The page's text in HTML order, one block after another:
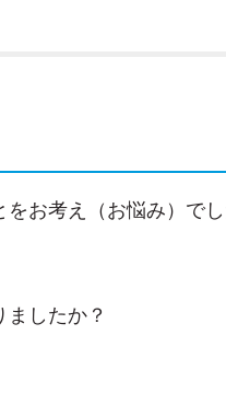
お考え（お悩み）でし
したか？